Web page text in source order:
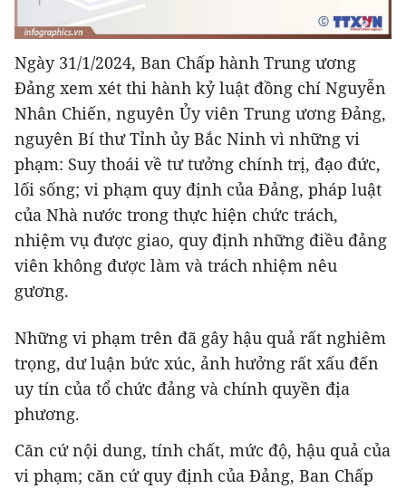
Ngày 31/1/2024, Ban Chấp hành Trung ương
Đảng xem xét thi hành kỷ luật đồng chí Nguyễn
Nhân Chiến, nguyên Ủy viên Trung ương Đảng,
nguyên Bí thư Tỉnh ủy Bắc Ninh vì những vi
phạm: Suy thoái về tư tưởng chính trị, đạo đức,
lối sống; vi phạm quy định của Đảng, pháp luật
của Nhà nước trong thực hiện chức trách,
nhiệm vụ được giao, quy định những điều đảng
viên không được làm và trách nhiệm nêu
gương.
Những vi phạm trên đã gây hậu quả rất nghiêm
trọng, dư luận bức xúc, ảnh hưởng rất xấu đến
uy tín của tổ chức đảng và chính quyền địa
phương.
Căn cứ nội dung, tính chất, mức độ, hậu quả của
vi phạm; căn cứ quy định của Đảng, Ban Chấp